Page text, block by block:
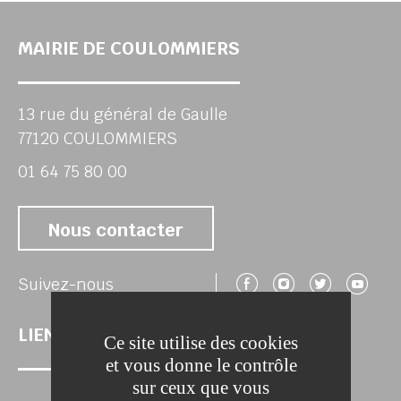
MAIRIE DE COULOMMIERS
13 rue du général de Gaulle
77120 COULOMMIERS
01 64 75 80 00
Nous contacter
Suivez-nous Suivez-nous
Suivez-
LIENS UTILESCe site utilise des cookies
et vous donne le contrôle
sur ceux que vous